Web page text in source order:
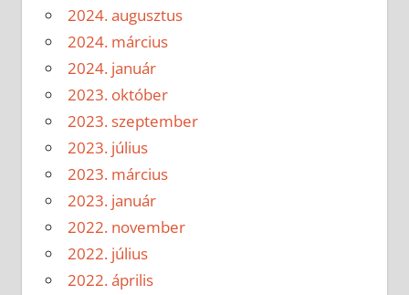
2024. augusztus
2024. március
2024. január
2023. október
2023. szeptember
2023. július
2023. március
2023. január
2022. november
2022. július
2022. április